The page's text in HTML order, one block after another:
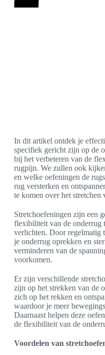
In dit artikel ontdek je
specifiek gericht zijn op de
bij het verbeteren van de
rugpijn. We zullen ook
en welke oefeningen de
rug versterken en
te komen over het stretchen
Stretchoefeningen zijn een
flexibiliteit van de onderrug
verlichten. Door regelmatig
je onderrug oprekken en
verminderen van de
voorkomen.
Er zijn verschillende
zijn op het strekken van de
zich op het rekken en
waardoor je meer
Daarnaast helpen deze
de flexibiliteit van de
Voordelen van